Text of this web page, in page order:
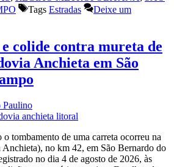
Tags Estradas
Deixe um
colide contra mureta de
Anchieta em São
Paulino
tombamento de uma carreta ocorreu na
no km 42, em São Bernardo do
no dia 4 de agosto de 2026, às